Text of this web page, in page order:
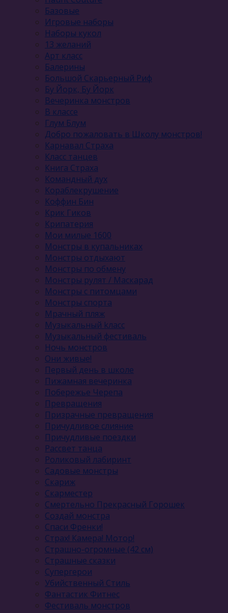
Базовые
Игровые наборы
Наборы кукол
13 желаний
Арт класс
Балерины
Большой Скарьерный Риф
Бу Йорк, Бу Йорк
Вечеринка монстров
В классе
Глум Блум
Добро пожаловать в Школу монстров!
Карнавал Cтраха
Класс танцев
Книга Страха
Командный дух
Кораблекрушение
Коффин Бин
Крик Гиков
Крипатерия
Мои милые 1600
Монстры в купальниках
Монстры отдыхают
Монстры по обмену
Монстры рулят / Маскарад
Монстры с питомцами
Монстры спорта
Мрачный пляж
Музыкальный kласс
Музыкальный фестиваль
Ночь монстров
Они живые!
Первый день в школе
Пижамная вечеринка
Побережье Черепа
Превращения
Призрачные превращения
Причудливое слияние
Причудливые поездки
Рассвет танца
Роликовый лабиринт
Садовые монстры
Скариж
Скарместер
Смертельно Прекрасный Горошек
Создай монстра
Спаси Френки!
Страх! Камера! Мотор!
Страшно-огромные (42 см)
Страшные сказки
Супергерои
Убийственный Стиль
Фантастик Фитнес
Фестиваль монстров